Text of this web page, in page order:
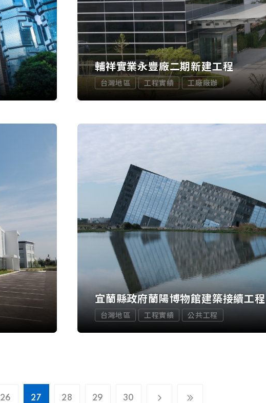
輔祥實業永豐廠二期新建工程
台灣地區 工程實績 工廠廠辦
宜蘭縣政府蘭陽博物館建築接續工程
台灣地區 工程實績 公共工程
26 27 28 29 30